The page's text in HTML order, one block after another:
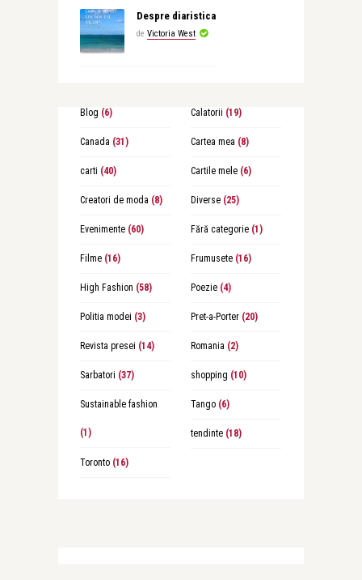
Despre diaristica
de Victoria West
Blog (6) Calatorii (19)
Canada (31) Cartea mea (8)
carti (40) Cartile mele(6)
Creatori de moda (8) Diverse(25)
Evenimente(60) Fără categorie(1)
Filme(16) Frumusete(16)
High Fashion (58) Poezie(4)
Politia modei (3) Pret-a-Porter(20)
Revista presei (14) Romania (2)
Sarbatori (37) shopping (10)
Sustainable fashion
(1)
Tango(6)
tendinte(18)
Toronto(16)